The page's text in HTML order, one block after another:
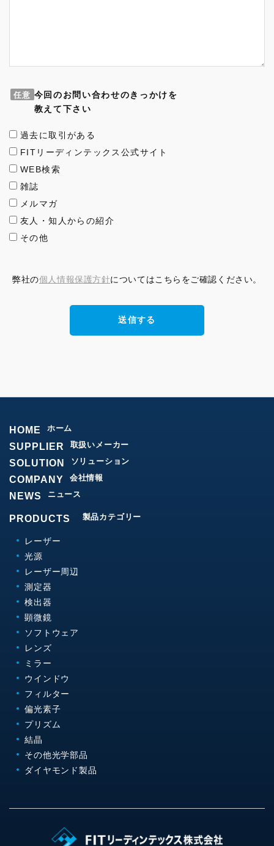
任意 今回のお問い合わせのきっかけを
教えて下さい
過去に取引がある
FITリーディンテックス公式サイト
WEB検索
雑誌
メルマガ
友人・知人からの紹介
その他
弊社の個人情報保護方針についてはこちらをご確認ください。
HOME ホーム
SUPPLIER 取扱いメーカー
SOLUTION ソリューション
COMPANY 会社情報
NEWS ニュース
PRODUCTS 製品カテゴリー
レーザー
光源
レーザー周辺
測定器
検出器
顕微鏡
ソフトウェア
レンズ
ミラー
ウインドウ
フィルター
偏光素子
プリズム
結晶
その他光学部品
ダイヤモンド製品